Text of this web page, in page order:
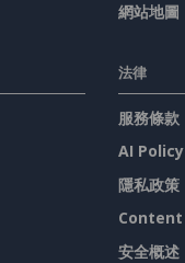
網站地圖
法律
服務條款
AI Policy
隱私政策
安全概述